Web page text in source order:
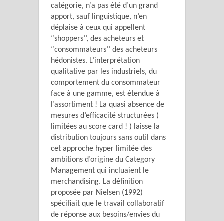
catégorie, n’a pas été d’un grand
apport, sauf linguistique, n’en
déplaise à ceux qui appellent
‘’shoppers’’, des acheteurs et
‘’consommateurs’’ des acheteurs
hédonistes. L’interprétation
qualitative par les industriels, du
comportement du consommateur
face à une gamme, est étendue à
l’assortiment ! La quasi absence de
mesures d’efficacité structurées (
limitées au score card ! ) laisse la
distribution toujours sans outil dans
cet approche hyper limitée des
ambitions d’origine du Category
Management qui incluaient le
merchandising. La définition
proposée par Nielsen (1992)
spécifiait que le travail collaboratif
de réponse aux besoins/envies du